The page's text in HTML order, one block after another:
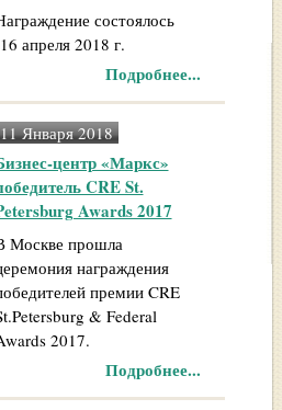
состоялось
16 апреля 2018 г.
Подробнее...
11 Января 2018
центр «Маркс»
CRE St.
Awards 2017
Москве прошла
награждения
премии CRE
& Federal
2017.
Подробнее...